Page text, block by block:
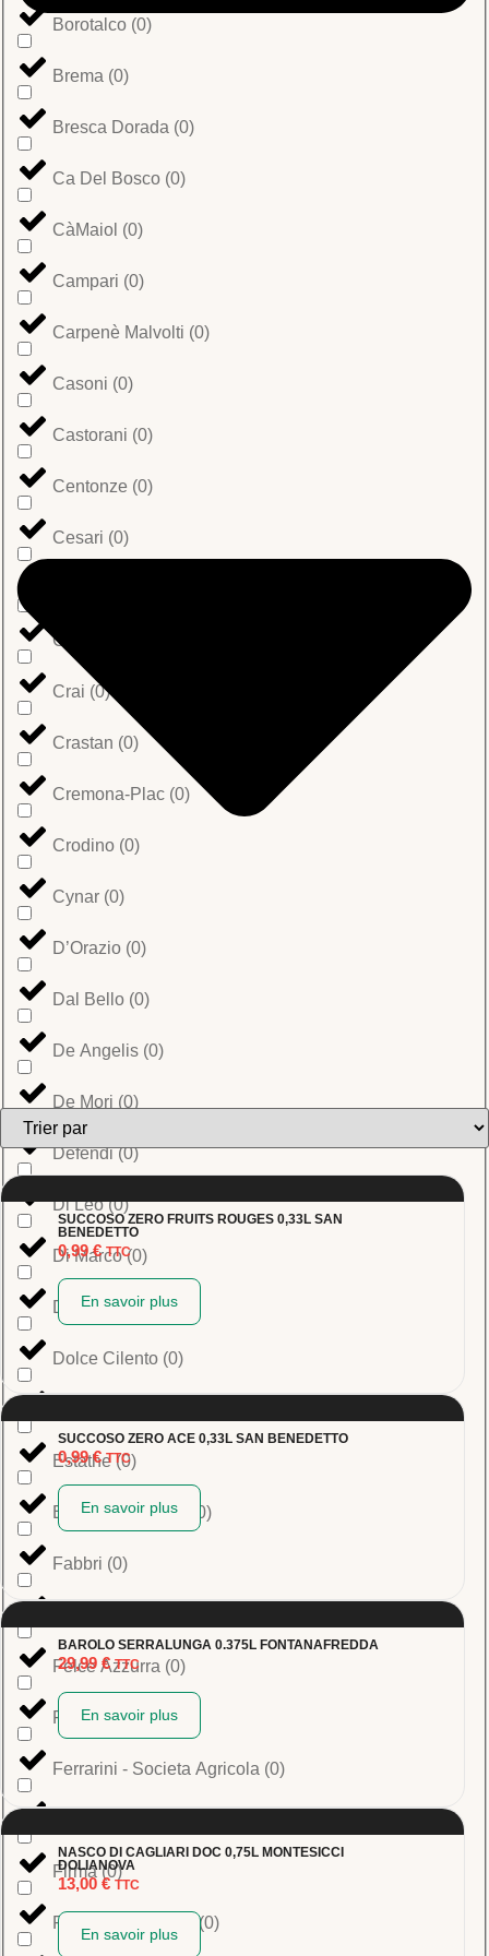
Borotalco (0)
Brema (0)
Bresca Dorada (0)
Ca Del Bosco (0)
CàMaiol (0)
Campari (0)
Carpenè Malvolti (0)
Casoni (0)
Castorani (0)
Centonze (0)
Cesari (0)
Coppola Food
Crai (0)
Crastan (0)
Cremona-Plac (0)
Crodino (0)
Cynar (0)
D’Orazio (0)
Dal Bello (0)
De Angelis (0)
De Mori (0)
Defendi(0)
Di Leo(0)
Di Marco(0)
Di Martino(0)
Dolce Cilento (0)
Estathe(0)
Eugenia Amaretti 0)
Fabbri (0)
Felce Azzurra (0)
Ferrarini(0)
Ferrarini - Societa Agricola (0)
Firma(0)
Fontana Formiello (0)
SUCCOSO ZERO FRUITS ROUGES 0,33L SAN
BENEDETTO
0,99€ TTC
En savoir plus
SUCCOSO ZERO ACE 0,33L SAN BENEDETTO
0,99€ TTC
En savoir plus
BAROLO SERRALUNGA 0.375L FONTANAFREDDA
29,99 € TTC
En savoir plus
NASCO DI CAGLIARI DOC 0,75L MONTESICCI
DOLIANOVA
13,00 € TTC
En savoir plus